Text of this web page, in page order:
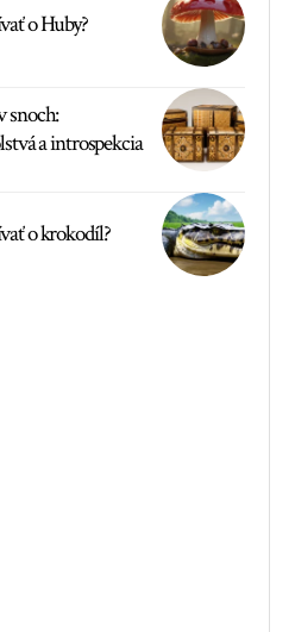
o Huby?
snoch:
a introspekcia
o krokodíl?